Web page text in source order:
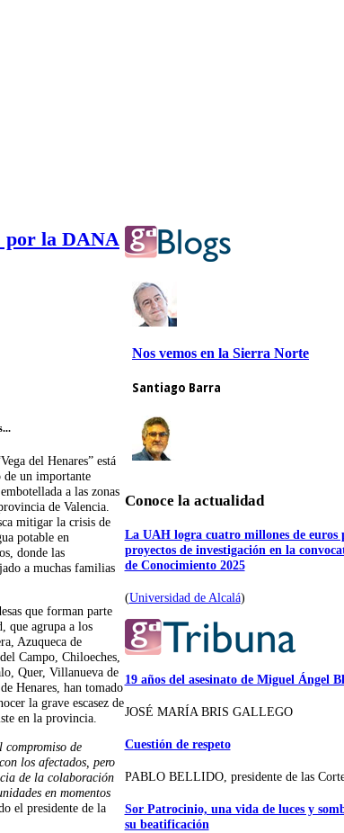
por la DANA
del Henares” está
de un importante
a las zonas
de Valencia.
mitigar la crisis de
potable en
donde las
a muchas familias
que forman parte
que agrupa a los
Azuqueca de
Campo, Chiloeches,
Quer, Villanueva de
Henares, han tomado
la grave escasez de
en la provincia.
compromiso de
los afectados, pero
de la colaboración
en momentos
el presidente de la
Conoce la actualidad
La UAH logra cuatro millones de euros
proyectos de investigación en la
de Conocimiento 2025
(Universidad de Alcalá)
19 años del asesinato de Miguel Ángel
JOSÉ MARÍA BRIS GALLEGO
Cuestión de respeto
PABLO BELLIDO, presidente de las
Sor Patrocinio, una vida de luces y
su beatificación